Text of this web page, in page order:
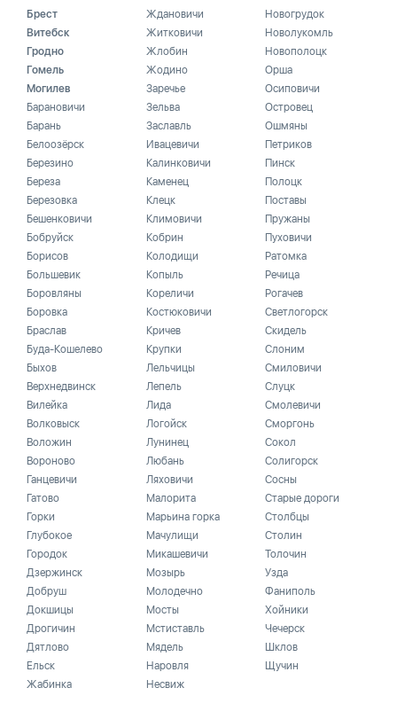
Брест
Витебск
Гродно
Гомель
Могилев
Барановичи
Барань
Белоозёрск
Березино
Береза
Березовка
Бешенковичи
Бобруйск
Борисов
Большевик
Боровляны
Боровка
Браслав
Буда-Кошелево
Быхов
Верхнедвинск
Вилейка
Волковыск
Воложин
Вороново
Ганцевичи
Гатово
Горки
Глубокое
Городок
Дзержинск
Добруш
Докшицы
Дрогичин
Дятлово
Ельск
Жабинка
Ждановичи
Житковичи
Жлобин
Жодино
Заречье
Зельва
Заславль
Ивацевичи
Калинковичи
Каменец
Клецк
Климовичи
Кобрин
Колодищи
Копыль
Кореличи
Костюковичи
Кричев
Крупки
Лельчицы
Лепель
Лида
Логойск
Лунинец
Любань
Ляховичи
Малорита
Марьина горка
Мачулищи
Микашевичи
Мозырь
Молодечно
Мосты
Мстиставль
Мядель
Наровля
Несвиж
Новогрудок
Новолукомль
Новополоцк
Орша
Осиповичи
Островец
Ошмяны
Петриков
Пинск
Полоцк
Поставы
Пружаны
Пуховичи
Ратомка
Речица
Рогачев
Светлогорск
Скидель
Слоним
Смиловичи
Слуцк
Смолевичи
Сморгонь
Сокол
Солигорск
Сосны
Старые дороги
Столбцы
Столин
Толочин
Узда
Фаниполь
Хойники
Чечерск
Шклов
Щучин